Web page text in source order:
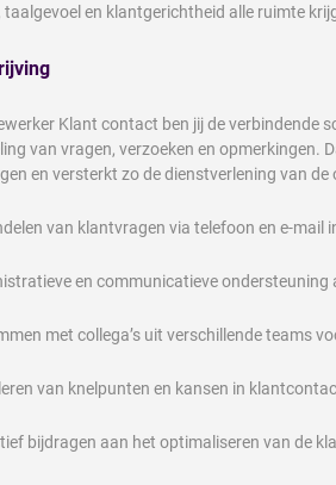
en klantgerichtheid alle ruimte
Klant contact ben jij de verbindende
van vragen, verzoeken en opmerkingen.
en versterkt zo de dienstverlening van de
van klantvragen via telefoon en e-mail
en communicatieve ondersteuning
met collega’s uit verschillende teams
van knelpunten en kansen in
bijdragen aan het optimaliseren van de